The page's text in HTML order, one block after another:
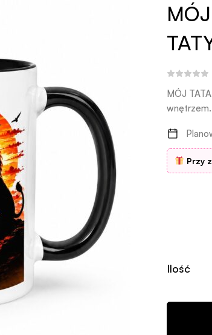
MÓJ
Przy
Ilość